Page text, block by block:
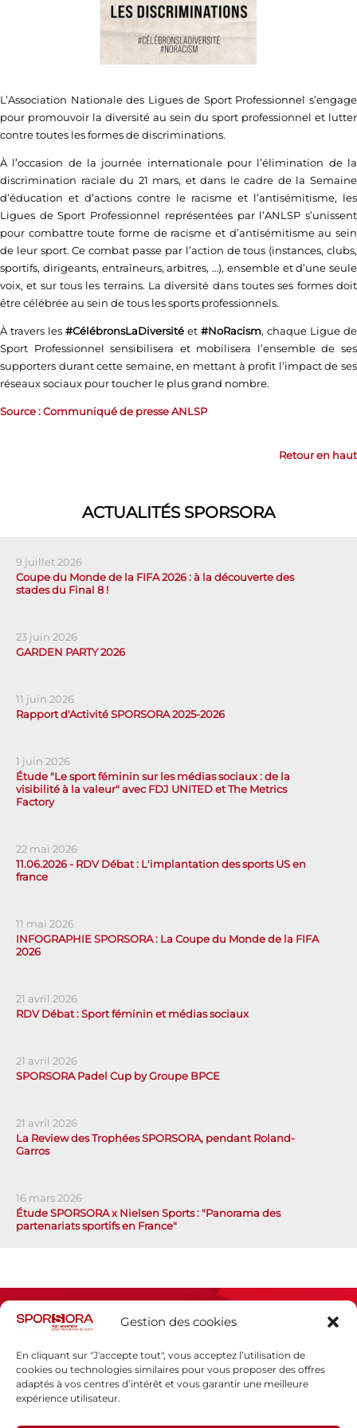
Gestion des cookies
En cliquant sur "J'accepte tout", vous acceptez l’utilisation de
cookies ou technologies similaires pour vous proposer des offres
adaptés à vos centres d’intérêt et vous garantir une meilleure
expérience utilisateur.
L’Association Nationale des Ligues de Sport Professionnel s’engage
pour promouvoir la diversité au sein du sport professionnel et lutter
contre toutes les formes de discriminations.
À l’occasion de la journée internationale pour l’élimination de la
discrimination raciale du 21 mars, et dans le cadre de la Semaine
d’éducation et d’actions contre le racisme et l’antisémitisme, les
Ligues de Sport Professionnel représentées par l’ANLSP s’unissent
pour combattre toute forme de racisme et d’antisémitisme au sein
de leur sport. Ce combat passe par l’action de tous (instances, clubs,
sportifs, dirigeants, entraîneurs, arbitres, …), ensemble et d’une seule
voix, et sur tous les terrains. La diversité dans toutes ses formes doit
être célébrée au sein de tous les sports professionnels.
À travers les #CélébronsLaDiversité et #NoRacism, chaque Ligue de
Sport Professionnel sensibilisera et mobilisera l’ensemble de ses
supporters durant cette semaine, en mettant à profit l’impact de ses
réseaux sociaux pour toucher le plus grand nombre.
Source : Communiqué de presse ANLSP
Retour en haut
ACTUALITÉS SPORSORA
9 juillet 2026
Coupe du Monde de la FIFA 2026 : à la découverte des
stades du Final 8 !
23 juin 2026
GARDEN PARTY 2026
11 juin 2026
Rapport d'Activité SPORSORA 2025-2026
1 juin 2026
Étude "Le sport féminin sur les médias sociaux : de la
visibilité à la valeur" avec FDJ UNITED et The Metrics
Factory
22 mai 2026
11.06.2026 - RDV Débat : L'implantation des sports US en
france
11 mai 2026
INFOGRAPHIE SPORSORA : La Coupe du Monde de la FIFA
2026
21 avril 2026
RDV Débat : Sport féminin et médias sociaux
21 avril 2026
SPORSORA Padel Cup by Groupe BPCE
21 avril 2026
La Review des Trophées SPORSORA, pendant Roland-
Garros
16 mars 2026
Étude SPORSORA x Nielsen Sports : "Panorama des
partenariats sportifs en France"
Espace presse